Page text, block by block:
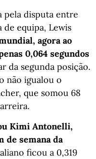
pela disputa entre
de equipa, Lewis
agora ao
0,064 segundos
da segunda posição.
não igualou o
que somou 68
Kimi Antonelli,
de semana da
ficou a 0,319